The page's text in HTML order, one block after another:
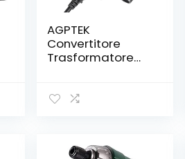
AGPTEK
Convertitore
Trasformatore
Adattatore di
Apparecchio per